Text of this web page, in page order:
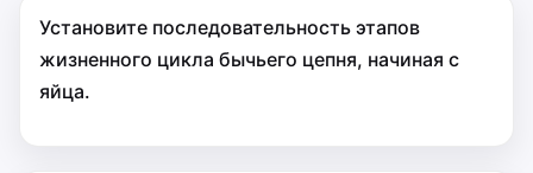
Установите последовательность этапов
жизненного цикла бычьего цепня, начиная с
яйца.